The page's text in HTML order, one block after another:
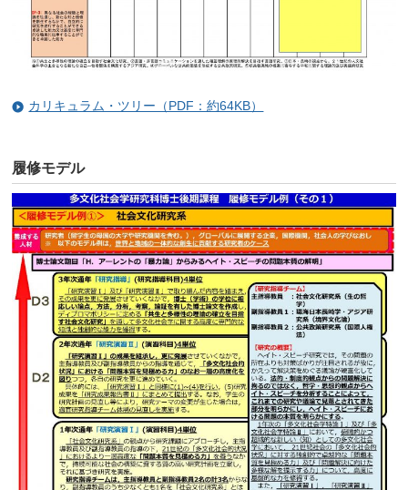
カリキュラム・ツリー（PDF：約64KB）
履修モデル